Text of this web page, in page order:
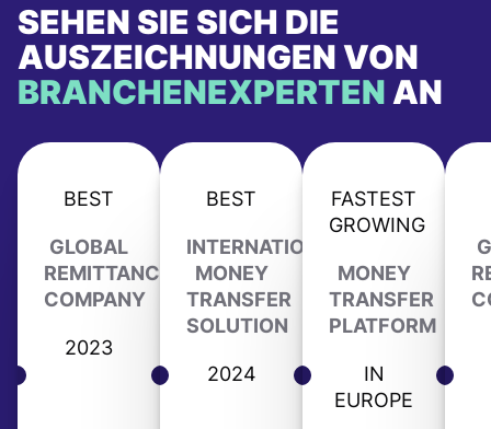
SEHEN SIE SICH DIE
AUSZEICHNUNGEN VON
BRANCHENEXPERTEN AN
BEST
GLOBAL
REMITTANCE
COMPANY
2023
BEST
INTERNATIONAL
MONEY
TRANSFER
SOLUTION
2024
FASTEST
GROWING
MONEY
TRANSFER
PLATFORM
IN
EUROPE